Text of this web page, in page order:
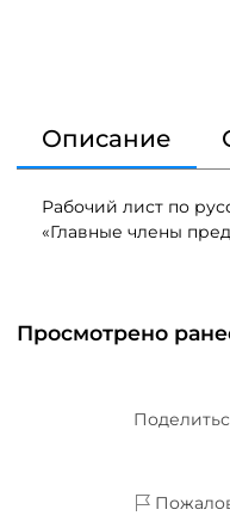
Описание
Рабочий лист по
«Главные члены
Просмотрено